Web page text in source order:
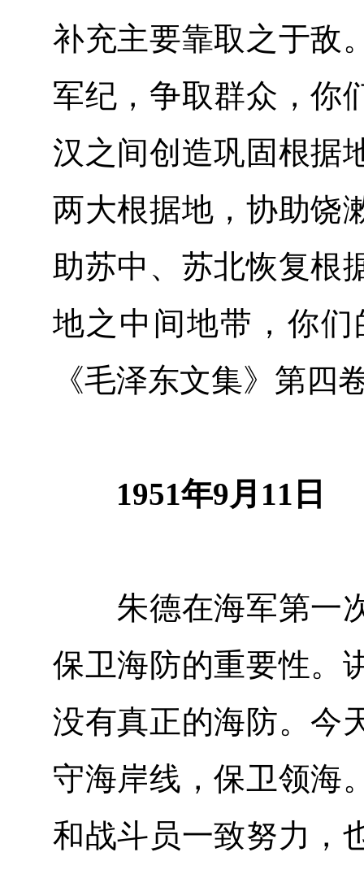
补充主要靠取之于敌
军纪，争取群众，你
汉之间创造巩固根据
两大根据地，协助饶
助苏中、苏北恢复根
地之中间地带，你
《毛泽东文集》第四
1951年9月11日
朱德在海军第一次
保卫海防的重要性。
没有真正的海防。今
守海岸线，保卫领海
和战斗员一致努力，